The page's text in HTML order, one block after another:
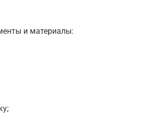
и материалы: